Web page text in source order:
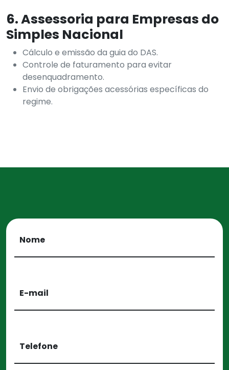
6. Assessoria para Empresas do
Simples Nacional
Cálculo e emissão da guia do DAS.
Controle de faturamento para evitar
desenquadramento.
Envio de obrigações acessórias específicas do
regime.